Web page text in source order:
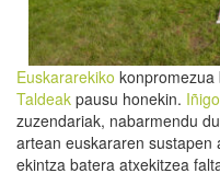
Euskararekiko konpromezua
Taldeak pausu honekin.
zuzendariak, nabarmendu
artean euskararen sustapen
ekintza batera atxekitzea